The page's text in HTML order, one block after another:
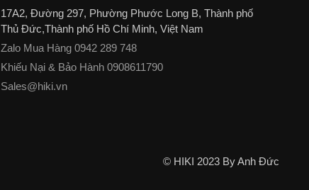
17A2, Đường 297, Phường Phước Long B, Thành phố
Thủ Đức,Thành phố Hồ Chí Minh, Việt Nam
Zalo Mua Hàng 0942 289 748
Khiếu Nại & Bảo Hành 0908611790
Sales@hiki.vn
© HIKI 2023 By Anh Đức